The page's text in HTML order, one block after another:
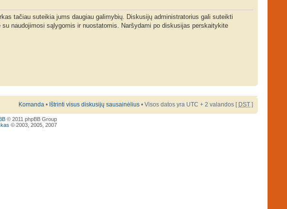
tačiau suteikia jums daugiau galimybių. Diskusijų administratorius gali suteikti
naudojimosi sąlygomis ir nuostatomis. Naršydami po diskusijas perskaitykite
Komanda • Ištrinti visus diskusijų sausainėlius • Visos datos yra UTC + 2 valandos [ DST ]
© 2011 phpBB Group
© 2003, 2005, 2007